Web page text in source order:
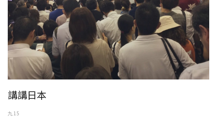
講講日本
九 15